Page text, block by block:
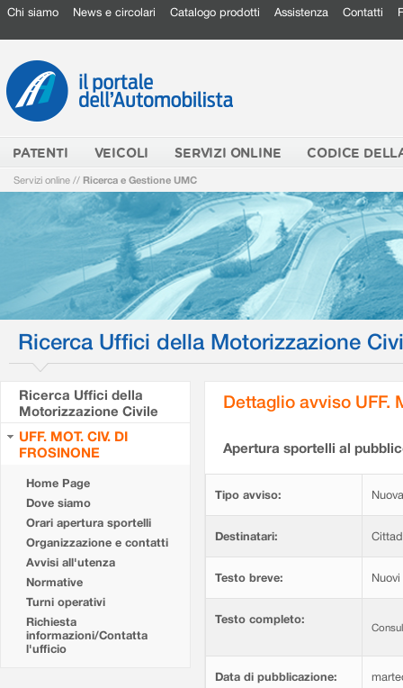
Chi siamo News e circolari Catalogo prodotti Assistenza Contatti
PATENTI VEICOLI SERVIZI ONLINE CODICE
Servizi online // Ricerca e Gestione UMC
Ricerca Uffici della Motorizzazione
Ricerca Uffici della
Motorizzazione Civile
UFF. MOT. CIV. DI
FROSINONE
Home Page
Dove siamo
Orari apertura sportelli
Organizzazione e contatti
Avvisi all'utenza
Normative
Turni operativi
Richiesta
informazioni/Contatta
l'ufficio
Dettaglio avviso UFF.
Apertura sportelli al
Tipo avviso:
Destinatari:
Testo breve:
Testo completo:
Data di pubblicazione: